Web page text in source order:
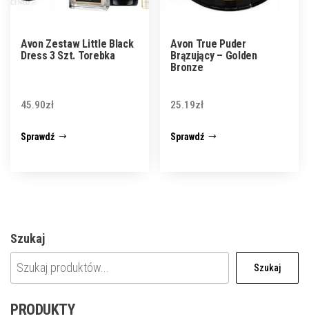
Avon Zestaw Little Black
Dress 3 Szt. Torebka
45.90zł
Sprawdź
Avon True Puder
Brązujący – Golden
Bronze
25.19zł
Sprawdź
Szukaj
Szukaj
PRODUKTY